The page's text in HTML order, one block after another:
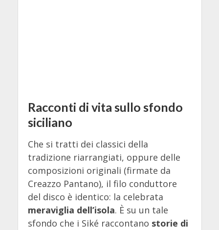
Racconti di vita sullo sfondo
siciliano
Che si tratti dei classici della
tradizione riarrangiati, oppure delle
composizioni originali (firmate da
Creazzo Pantano), il filo conduttore
del disco è identico: la celebrata
meraviglia dell’isola. È su un tale
sfondo che i Siké raccontano storie di